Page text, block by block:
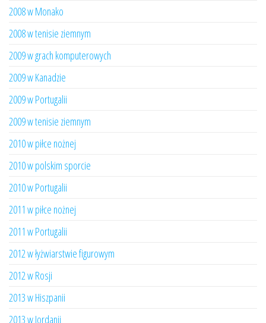
2008 w Monako
2008 w tenisie ziemnym
2009 w grach komputerowych
2009 w Kanadzie
2009 w Portugalii
2009 w tenisie ziemnym
2010 w piłce nożnej
2010 w polskim sporcie
2010 w Portugalii
2011 w piłce nożnej
2011 w Portugalii
2012 w łyżwiarstwie figurowym
2012 w Rosji
2013 w Hiszpanii
2013 w Jordanii